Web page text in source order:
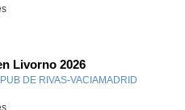
Livorno 2026
DE RIVAS-VACIAMADRID